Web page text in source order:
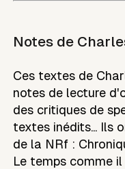
Notes de
Ces textes de
notes de lecture
des critiques de
textes inédits... Ils
de la NRf :
Le temps comme